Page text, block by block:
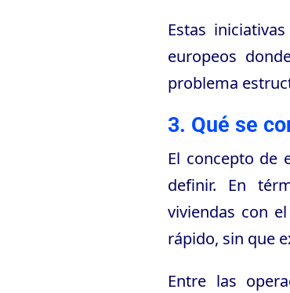
Estas
europeos
problema
3. Qué se
El concepto de
definir. En
viviendas con
rápido, sin que
Entre las